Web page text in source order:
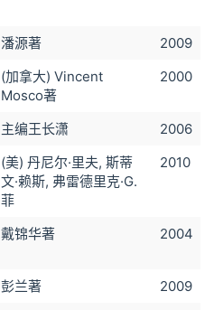
潘源著
2009
(加拿大) Vincent
Mosco著
2000
主编王长潇
2006
(美) 丹尼尔·里夫, 斯蒂
文·赖斯, 弗雷德里克·G.
菲
2010
戴锦华著 2004
彭兰著 2009